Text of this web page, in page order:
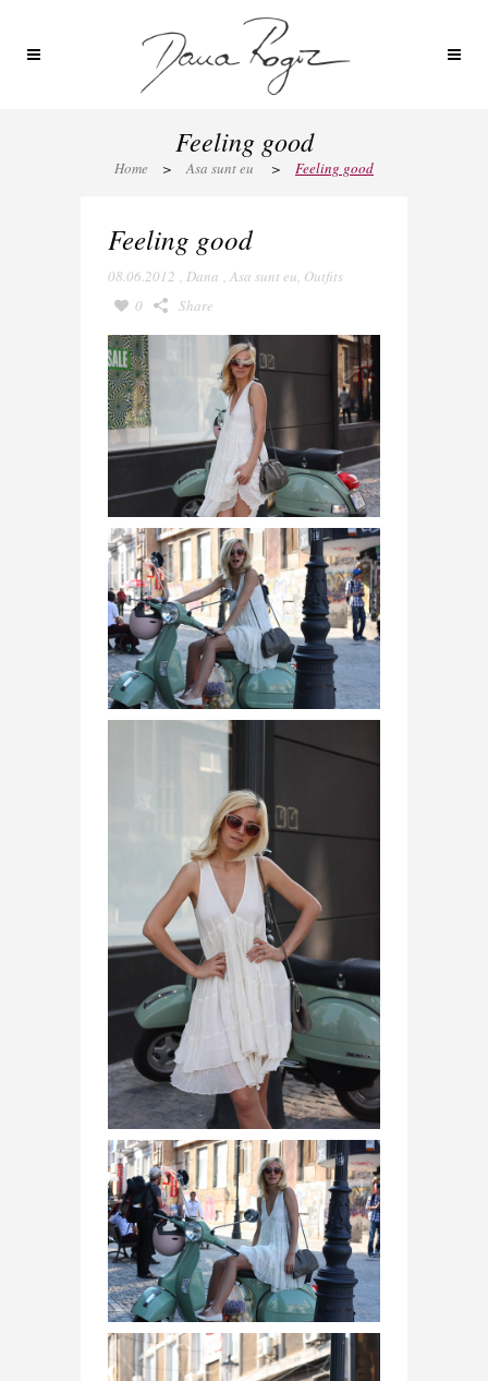
Feeling good
Home > Asa sunt eu > Feeling good
Feeling good
08.06.2012 , Dana , Asa sunt eu, Outfits
0
Share